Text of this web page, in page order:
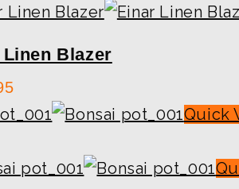
Blazer
Quick